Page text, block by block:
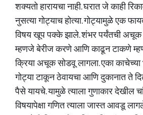
शक्यतो हारायचा नाही. घरात जे काही
नुसत्या गोट्याच होत्या. गोट्यामुळे एक
विषय खूप पक्के झाले. शंभर पर्यंतची
म्हणजे बेरीज करणे आणि काढून टाकणे
क्रिया अचूक सोडवू लागला. एका काचेच्या
गोट्या टाकून ठेवायचा आणि दुकानात ते
पैसे यायचे. यामुळे त्याला गुणाकार देखील
विषयापेक्षा गणित त्याला जास्त आवडू